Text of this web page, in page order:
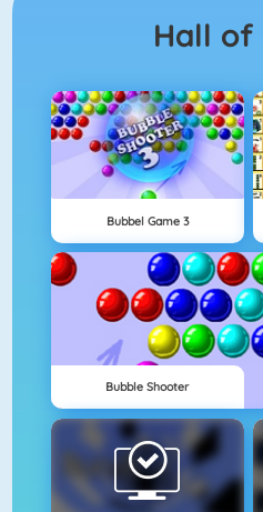
Hall of
Bubbel Game 3
Bubble Shooter